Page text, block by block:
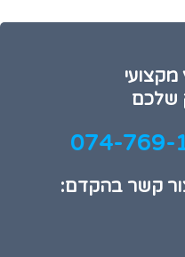
מקצועי
שלכם
קשר בהקדם: